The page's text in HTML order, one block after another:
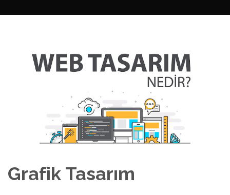
Grafik Tasarım